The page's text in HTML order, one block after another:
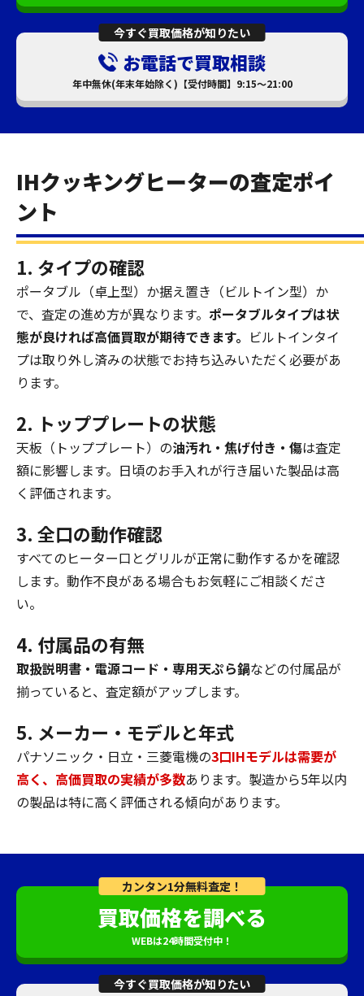
今すぐ買取価格が知りたい
お電話で買取相談
年中無休(年末年始除く)【受付時間】9:15～21:00
IHクッキングヒーターの査定ポイ
ント
1. タイプの確認
ポータブル（卓上型）か据え置き（ビルトイン型）か
で、査定の進め方が異なります。 ポータブルタイプは状
態が良ければ高価買取が期待できます。 ビルトインタイ
プは取り外し済みの状態でお持ち込みいただく必要があ
ります。
2. トッププレートの状態
天板（トッププレート）の油汚れ・焦げ付き・傷は査定
額に影響します。日頃のお手入れが行き届いた製品は高
く評価されます。
3. 全口の動作確認
すべてのヒーター口とグリルが正常に動作するかを確認
します。動作不良がある場合もお気軽にご相談くださ
い。
4. 付属品の有無
取扱説明書・電源コード・専用天ぷら鍋などの付属品が
揃っていると、査定額がアップします。
5. メーカー・モデルと年式
パナソニック・日立・三菱電機の3口IHモデルは需要が
高く、高価買取の実績が多数あります。製造から5年以内
の製品は特に高く評価される傾向があります。
カンタン1分無料査定！
買取価格を調べる
WEBは24時間受付中！
今すぐ買取価格が知りたい